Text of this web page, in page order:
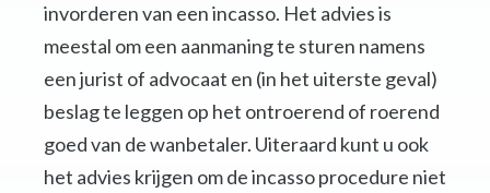
invorderen van een incasso. Het advies is
meestal om een aanmaning te sturen namens
een jurist of advocaat en (in het uiterste geval)
beslag te leggen op het ontroerend of roerend
goed van de wanbetaler. Uiteraard kunt u ook
het advies krijgen om de incasso procedure niet